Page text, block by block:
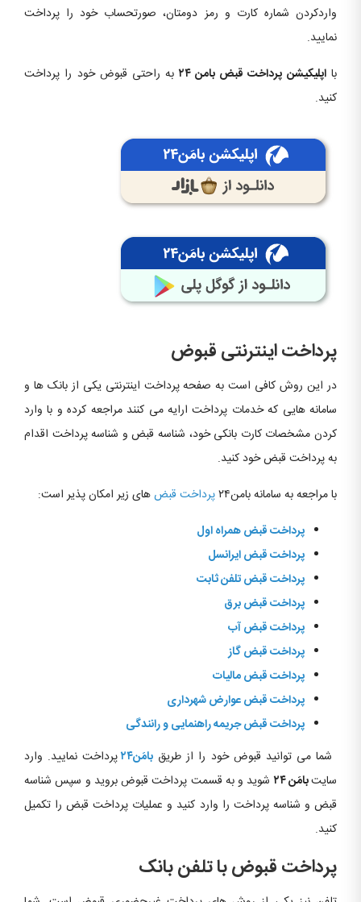
واردکردن شماره کارت و رمز دومتان، صورتحساب خود را پرداخت
نمایید.
بااپلیکیشن پرداخت قبض بامن ۲۴
به راحتی قبوض خود را پرداخت
کنید.
پرداخت اینترنتی قبوض
در این روش کافی است به صفحه پرداخت اینترنتی یکی از بانک­ ها و
سامانه هایی که خدمات پرداخت ارایه می کنند مراجعه کرده و با وارد
کردن مشخصات کارت بانکی خود، شناسه قبض و شناسه پرداخت اقدام
به پرداخت قبض خود کنید.
با مراجعه به سامانه بامن۲۴
پرداخت قبضهای زیر امکان پذیر است:
پرداخت قبض همراه اول
پرداخت قبض ایرانسل
پرداخت قبض تلفن ثابت
پرداخت قبض برق
پرداخت قبض آب
پرداخت قبض گاز
پرداخت قبض مالیات
پرداخت قبض عوارض شهرداری
پرداخت قبض جریمه راهنمایی و رانندگی
شما می توانید قبوض خود را از طریق بامَن۲۴
پرداخت نمایید. وارد
سایتبامَن ۲۴
شوید و به قسمت پرداخت قبوض بروید و سپس شناسه
قبض و شناسه پرداخت را وارد کنید و عملیات پرداخت قبض را تکمیل
کنید.
پرداخت قبوض با تلفن بانک